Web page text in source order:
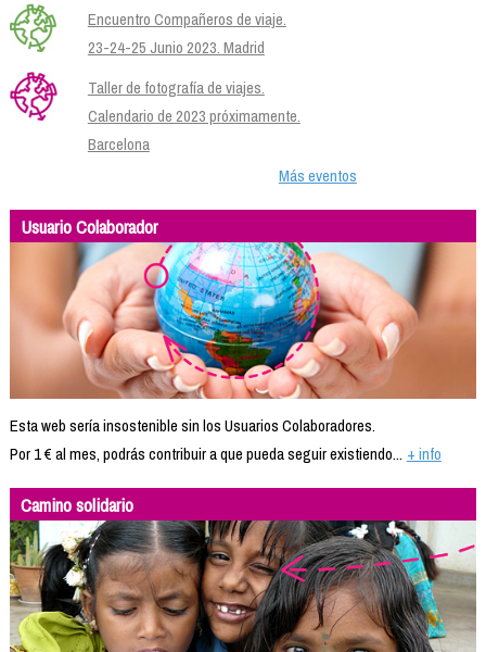
Encuentro Compañeros de viaje.
23-24-25 Junio 2023. Madrid
Taller de fotografía de viajes.
Calendario de 2023 próximamente.
Barcelona
Más eventos
Usuario Colaborador
Esta web sería insostenible sin los Usuarios Colaboradores.
Por 1 € al mes, podrás contribuir a que pueda seguir existiendo... + info
Camino solidario